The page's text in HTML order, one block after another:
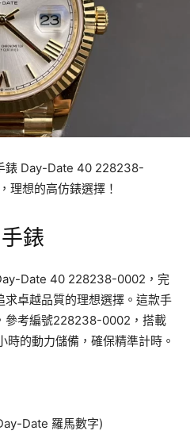
錶 Day-Date 40 228238-
理想的高仿錶選擇！
錶
Date 40 228238-0002，完
卓越品質的理想選擇。這款手
參考編號228238-0002，搭載
時的動力儲備，確保精準計時。
Date 羅馬數字)